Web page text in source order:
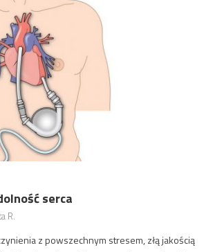
serca
R.
z powszechnym stresem, złą jakością